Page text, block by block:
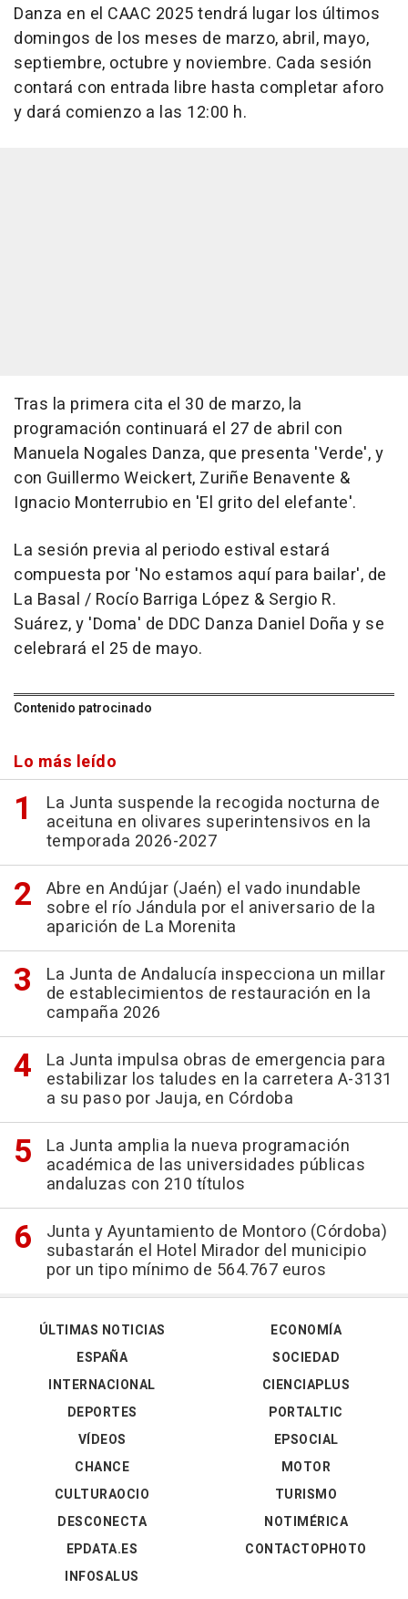
Danza en el CAAC 2025 tendrá lugar los últimos
domingos de los meses de marzo, abril, mayo,
septiembre, octubre y noviembre. Cada sesión
contará con entrada libre hasta completar aforo
y dará comienzo a las 12:00 h.
Tras la primera cita el 30 de marzo, la
programación continuará el 27 de abril con
Manuela Nogales Danza, que presenta 'Verde', y
con Guillermo Weickert, Zuriñe Benavente &
Ignacio Monterrubio en 'El grito del elefante'.
La sesión previa al periodo estival estará
compuesta por 'No estamos aquí para bailar', de
La Basal / Rocío Barriga López & Sergio R.
Suárez, y 'Doma' de DDC Danza Daniel Doña y se
celebrará el 25 de mayo.
Contenido patrocinado
Lo más leído
La Junta suspende la recogida nocturna de
aceituna en olivares superintensivos en la
temporada 2026-2027
Abre en Andújar (Jaén) el vado inundable
sobre el río Jándula por el aniversario de la
aparición de La Morenita
La Junta de Andalucía inspecciona un millar
de establecimientos de restauración en la
campaña 2026
La Junta impulsa obras de emergencia para
estabilizar los taludes en la carretera A-3131
a su paso por Jauja, en Córdoba
La Junta amplia la nueva programación
académica de las universidades públicas
andaluzas con 210 títulos
Junta y Ayuntamiento de Montoro (Córdoba)
subastarán el Hotel Mirador del municipio
por un tipo mínimo de 564.767 euros
ÚLTIMAS NOTICIAS
ESPAÑA
INTERNACIONAL
DEPORTES
VÍDEOS
ECONOMÍA
SOCIEDAD
CIENCIAPLUS
PORTALTIC
EPSOCIAL
CHANCE
CULTURAOCIO
DESCONECTA
EPDATA.ES
INFOSALUS
MOTOR
TURISMO
NOTIMÉRICA
CONTACTOPHOTO